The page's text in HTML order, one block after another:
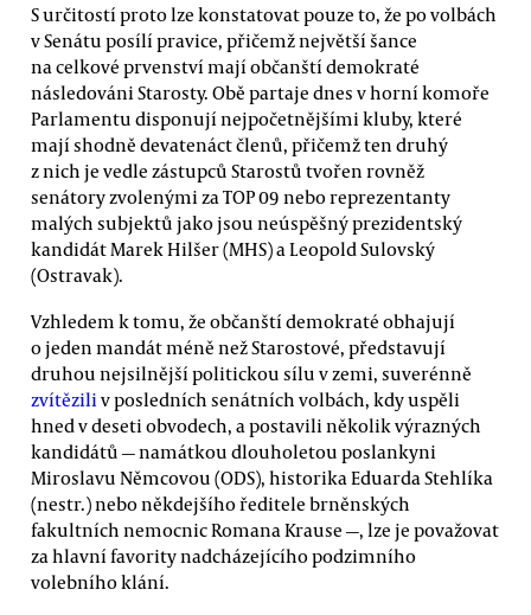
S určitostí proto lze konstatovat pouze to, že po volbách
v Senátu posílí pravice, přičemž největší šance
na celkové prvenství mají občanští demokraté
následováni Starosty. Obě partaje dnes v horní komoře
Parlamentu disponují nejpočetnějšími kluby, které
mají shodně devatenáct členů, přičemž ten druhý
z nich je vedle zástupců Starostů tvořen rovněž
senátory zvolenými za TOP 09 nebo reprezentanty
malých subjektů jako jsou neúspěšný prezidentský
kandidát Marek Hilšer (MHS) a Leopold Sulovský
(Ostravak).
Vzhledem k tomu, že občanští demokraté obhajují
o jeden mandát méně než Starostové, představují
druhou nejsilnější politickou sílu v zemi, suverénně
zvítězili v posledních senátních volbách, kdy uspěli
hned v deseti obvodech, a postavili několik výrazných
kandidátů — namátkou dlouholetou poslankyni
Miroslavu Němcovou (ODS), historika Eduarda Stehlíka
(nestr.) nebo někdejšího ředitele brněnských
fakultních nemocnic Romana Krause —, lze je považovat
za hlavní favority nadcházejícího podzimního
volebního klání.